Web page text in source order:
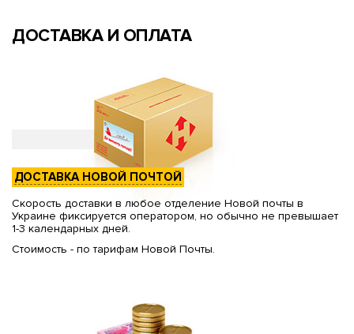
ДОСТАВКА И ОПЛАТА
ДОСТАВКА НОВОЙ ПОЧТОЙ
Скорость доставки в любое отделение Новой почты в
Украине фиксируется оператором, но обычно не превышает
1-3 календарных дней.
Стоимость - по тарифам Новой Почты.